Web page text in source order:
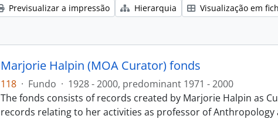
Previsualizar a impressão Hierarquia Visualização em
Marjorie Halpin (MOA Curator) fonds
118 · Fundo · 1928 - 2000, predominant 1971 - 2000
The fonds consists of records created by Marjorie Halpin as
records relating to her activities as professor of